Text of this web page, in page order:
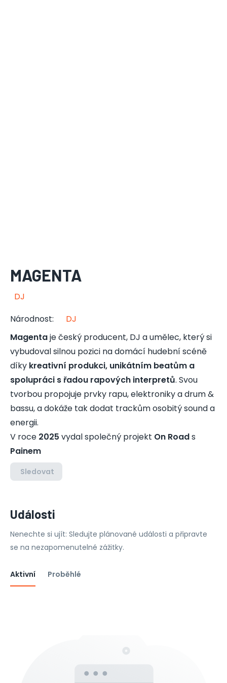
MAGENTA
DJ
Národnost:
DJ
Magentaje český producent, DJ a umělec, který si
vybudoval silnou pozici na domácí hudební scéně
díky kreativní produkci, unikátním beatům a
spolupráci s řadou rapových interpretů. Svou
tvorbou propojuje prvky rapu, elektroniky a drum &
bassu, a dokáže tak dodat trackům osobitý sound a
energii.
V roce 2025 vydal společný projekt On Roads
Painem
Sledovat
Události
Nenechte si ujít: Sledujte plánované události a připravte
se na nezapomenutelné zážitky.
Aktivní Proběhlé